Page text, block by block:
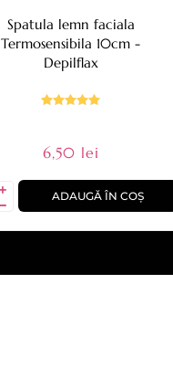
Spatula lemn faciala
Termosensibila 10cm -
Depilflax
6,50 lei
ADAUGĂ ÎN COȘ